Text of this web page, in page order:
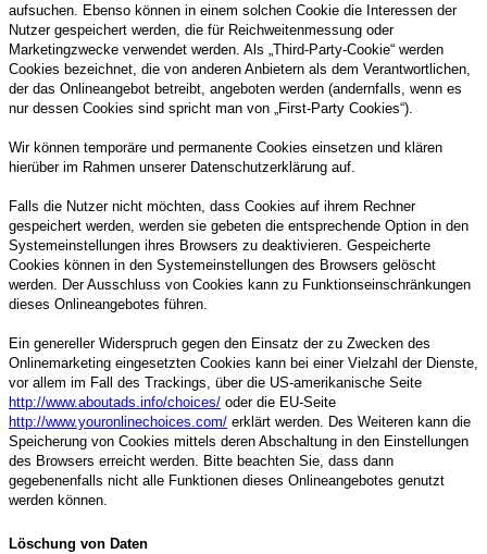
aufsuchen. Ebenso können in einem solchen Cookie die Interessen der
Nutzer gespeichert werden, die für Reichweitenmessung oder
Marketingzwecke verwendet werden. Als „Third-Party-Cookie“ werden
Cookies bezeichnet, die von anderen Anbietern als dem Verantwortlichen,
der das Onlineangebot betreibt, angeboten werden (andernfalls, wenn es
nur dessen Cookies sind spricht man von „First-Party Cookies“).
Wir können temporäre und permanente Cookies einsetzen und klären
hierüber im Rahmen unserer Datenschutzerklärung auf.
Falls die Nutzer nicht möchten, dass Cookies auf ihrem Rechner
gespeichert werden, werden sie gebeten die entsprechende Option in den
Systemeinstellungen ihres Browsers zu deaktivieren. Gespeicherte
Cookies können in den Systemeinstellungen des Browsers gelöscht
werden. Der Ausschluss von Cookies kann zu Funktionseinschränkungen
dieses Onlineangebotes führen.
Ein genereller Widerspruch gegen den Einsatz der zu Zwecken des
Onlinemarketing eingesetzten Cookies kann bei einer Vielzahl der Dienste,
vor allem im Fall des Trackings, über die US-amerikanische Seite
http://www.aboutads.info/choices/ oder die EU-Seite
http://www.youronlinechoices.com/ erklärt werden. Des Weiteren kann die
Speicherung von Cookies mittels deren Abschaltung in den Einstellungen
des Browsers erreicht werden. Bitte beachten Sie, dass dann
gegebenenfalls nicht alle Funktionen dieses Onlineangebotes genutzt
werden können.
Löschung von Daten